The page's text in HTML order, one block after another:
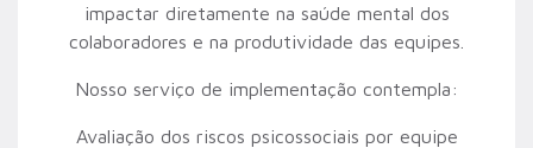
impactar diretamente na saúde mental dos
colaboradores e na produtividade das equipes.
Nosso serviço de implementação contempla:
Avaliação dos riscos psicossociais por equipe